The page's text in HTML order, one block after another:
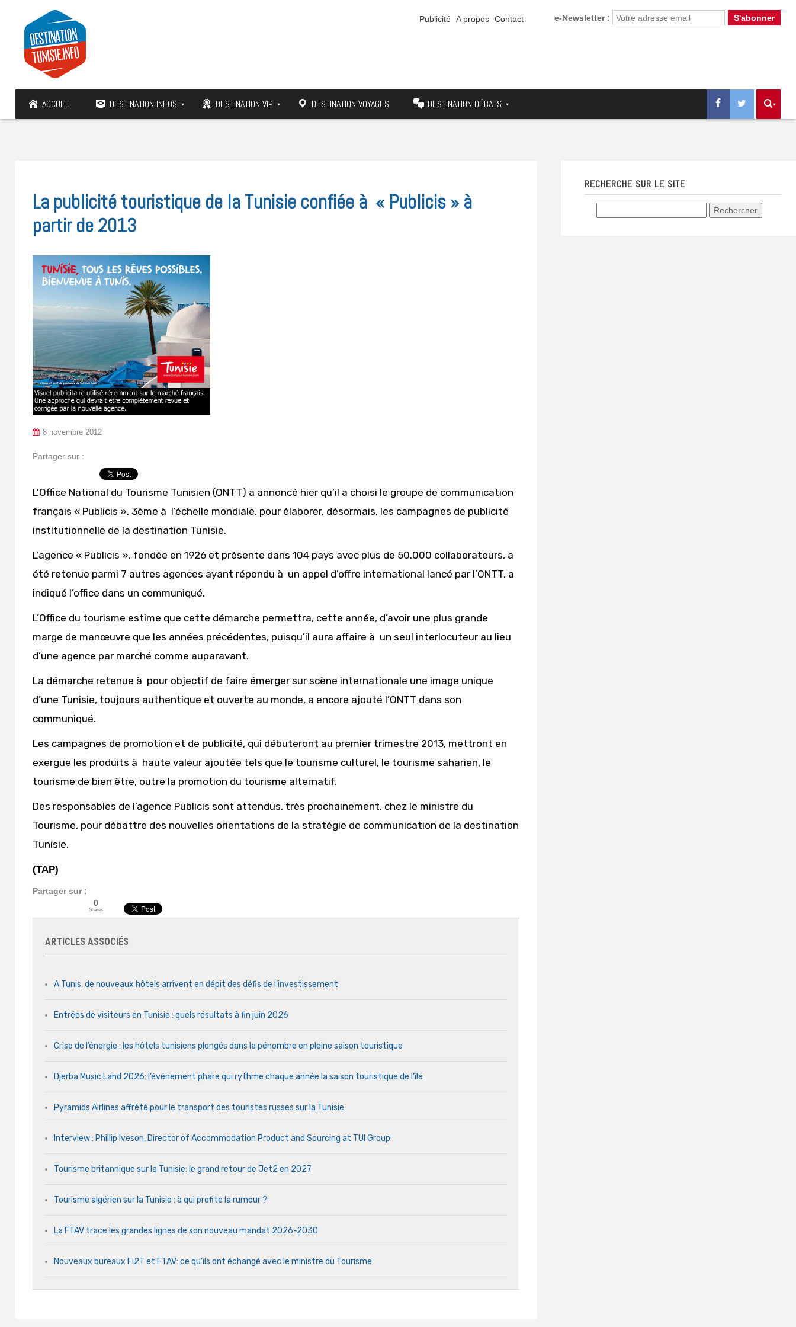
e-Newsletter :
Publicité A propos Contact
ACCUEIL DESTINATION INFOS DESTINATION VIP DESTINATION VOYAGES DESTINATION DÉBATS
La publicité touristique de la Tunisie confiée à « Publicis » à
partir de 2013
8 novembre 2012
Partager sur :
L’Office National du Tourisme Tunisien (ONTT) a annoncé hier qu’il a choisi le groupe de communication
français « Publicis », 3ème à l’échelle mondiale, pour élaborer, désormais, les campagnes de publicité
institutionnelle de la destination Tunisie.
L’agence « Publicis », fondée en 1926 et présente dans 104 pays avec plus de 50.000 collaborateurs, a
été retenue parmi 7 autres agences ayant répondu à un appel d’offre international lancé par l’ONTT, a
indiqué l’office dans un communiqué.
L’Office du tourisme estime que cette démarche permettra, cette année, d’avoir une plus grande
marge de manœuvre que les années précédentes, puisqu’il aura affaire à un seul interlocuteur au lieu
d’une agence par marché comme auparavant.
La démarche retenue à pour objectif de faire émerger sur scène internationale une image unique
d’une Tunisie, toujours authentique et ouverte au monde, a encore ajouté l’ONTT dans son
communiqué.
Les campagnes de promotion et de publicité, qui débuteront au premier trimestre 2013, mettront en
exergue les produits à haute valeur ajoutée tels que le tourisme culturel, le tourisme saharien, le
tourisme de bien être, outre la promotion du tourisme alternatif.
Des responsables de l’agence Publicis sont attendus, très prochainement, chez le ministre du
Tourisme, pour débattre des nouvelles orientations de la stratégie de communication de la destination
Tunisie.
(TAP)
Partager sur :
0
Shares
ARTICLES ASSOCIÉS
A Tunis, de nouveaux hôtels arrivent en dépit des défis de l’investissement
Entrées de visiteurs en Tunisie : quels résultats à fin juin 2026
Crise de l’énergie : les hôtels tunisiens plongés dans la pénombre en pleine saison touristique
Djerba Music Land 2026: l’événement phare qui rythme chaque année la saison touristique de l’île
Pyramids Airlines affrété pour le transport des touristes russes sur la Tunisie
Interview : Phillip Iveson, Director of Accommodation Product and Sourcing at TUI Group
Tourisme britannique sur la Tunisie: le grand retour de Jet2 en 2027
Tourisme algérien sur la Tunisie : à qui profite la rumeur ?
La FTAV trace les grandes lignes de son nouveau mandat 2026-2030
Nouveaux bureaux Fi2T et FTAV: ce qu’ils ont échangé avec le ministre du Tourisme
RECHERCHE SUR LE SITE